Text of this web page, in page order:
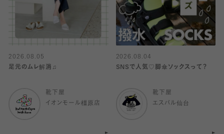
2026.08.05
足元のムレ解消♫
靴下屋
イオンモール橿原店
2026.08.04
SNSで人気♡脚傘ソックスって？
靴下屋
エスパル仙台